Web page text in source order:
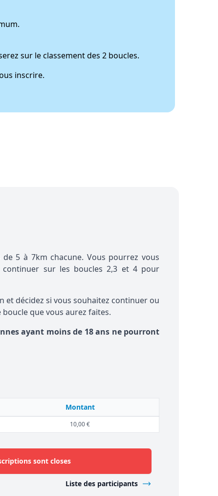
sur le classement des 2 boucles.
inscrire.
5 à 7km chacune. Vous pourrez vous
sur les boucles 2,3 et 4 pour
et décidez si vous souhaitez continuer ou
que vous aurez faites.
ayant moins de 18 ans ne pourront
Montant
10,00 €
sont closes
Liste des participants